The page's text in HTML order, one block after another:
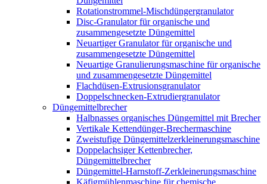
Rotationstrommel-Mischdüngergranulator
Disc-Granulator für organische und
zusammengesetzte Düngemittel
Neuartiger Granulator für organische und
zusammengesetzte Düngemittel
Neuartige Granulierungsmaschine für organische
und zusammengesetzte Düngemittel
Flachdüsen-Extrusionsgranulator
Doppelschnecken-Extrudiergranulator
Düngemittelbrecher
Halbnasses organisches Düngemittel mit Brecher
Vertikale Kettendünger-Brechermaschine
Zweistufige Düngemittelzerkleinerungsmaschine
Doppelachsiger Kettenbrecher,
Düngemittelbrecher
Düngemittel-Harnstoff-Zerkleinerungsmaschine
Käfigmühlenmaschine für chemische